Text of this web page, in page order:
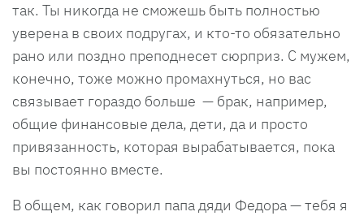
так. Ты никогда не сможешь быть полностью
уверена в своих подругах, и кто-то обязательно
рано или поздно преподнесет сюрприз. С мужем,
конечно, тоже можно промахнуться, но вас
связывает гораздо больше — брак, например,
общие финансовые дела, дети, да и просто
привязанность, которая вырабатывается, пока
вы постоянно вместе.
В общем, как говорил папа дяди Федора — тебя я